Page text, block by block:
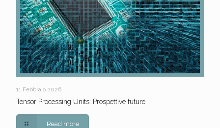
11 Febbraio 2026
Tensor Processing Units: Prospettive future
Read more